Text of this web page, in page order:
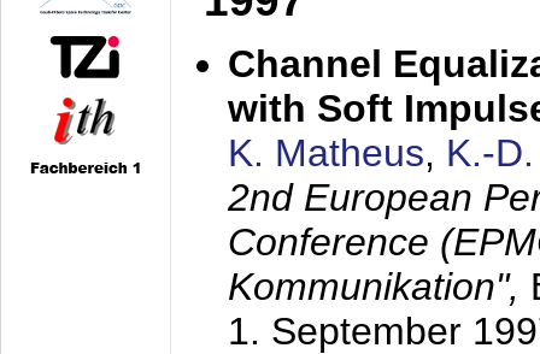
Channel
with Soft
K. Matheus, K.-
2nd European
Conference
Kommunikation",
1. September